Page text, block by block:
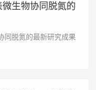
生物协同脱氮的
同脱氮的最新研究成果